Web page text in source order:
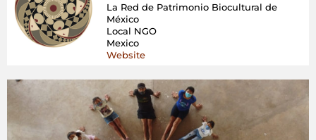
La Red de Patrimonio Biocultural de
México
Local NGO
Mexico
Website